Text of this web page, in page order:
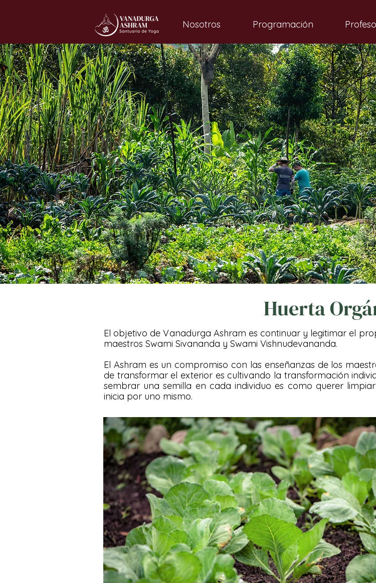
Nosotros Programación
Huerta
El objetivo de Vanadurga Ashram es continuar y legitimar el
maestros Swami Sivananda y Swami Vishnudevananda.
El Ashram es un compromiso con las enseñanzas de los
de transformar el exterior es cultivando la transformación
sembrar una semilla en cada individuo es como querer
inicia por uno mismo.